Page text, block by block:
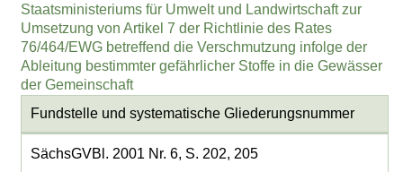
Staatsministeriums für Umwelt und Landwirtschaft zur
Umsetzung von Artikel 7 der Richtlinie des Rates
76/464/EWG betreffend die Verschmutzung infolge der
Ableitung bestimmter gefährlicher Stoffe in die Gewässer
der Gemeinschaft
Fundstelle und systematische Gliederungsnummer
SächsGVBl. 2001 Nr. 6, S. 202, 205